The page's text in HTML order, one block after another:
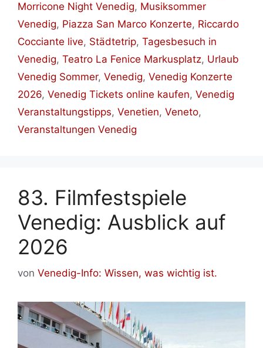
Morricone Night Venedig, Musiksommer
Venedig, Piazza San Marco Konzerte, Riccardo
Cocciante live, Städtetrip, Tagesbesuch in
Venedig, Teatro La Fenice Markusplatz, Urlaub
Venedig Sommer, Venedig, Venedig Konzerte
2026, Venedig Tickets online kaufen, Venedig
Veranstaltungstipps, Venetien, Veneto,
Veranstaltungen Venedig
83. Filmfestspiele
Venedig: Ausblick auf
2026
von Venedig-Info: Wissen, was wichtig ist.